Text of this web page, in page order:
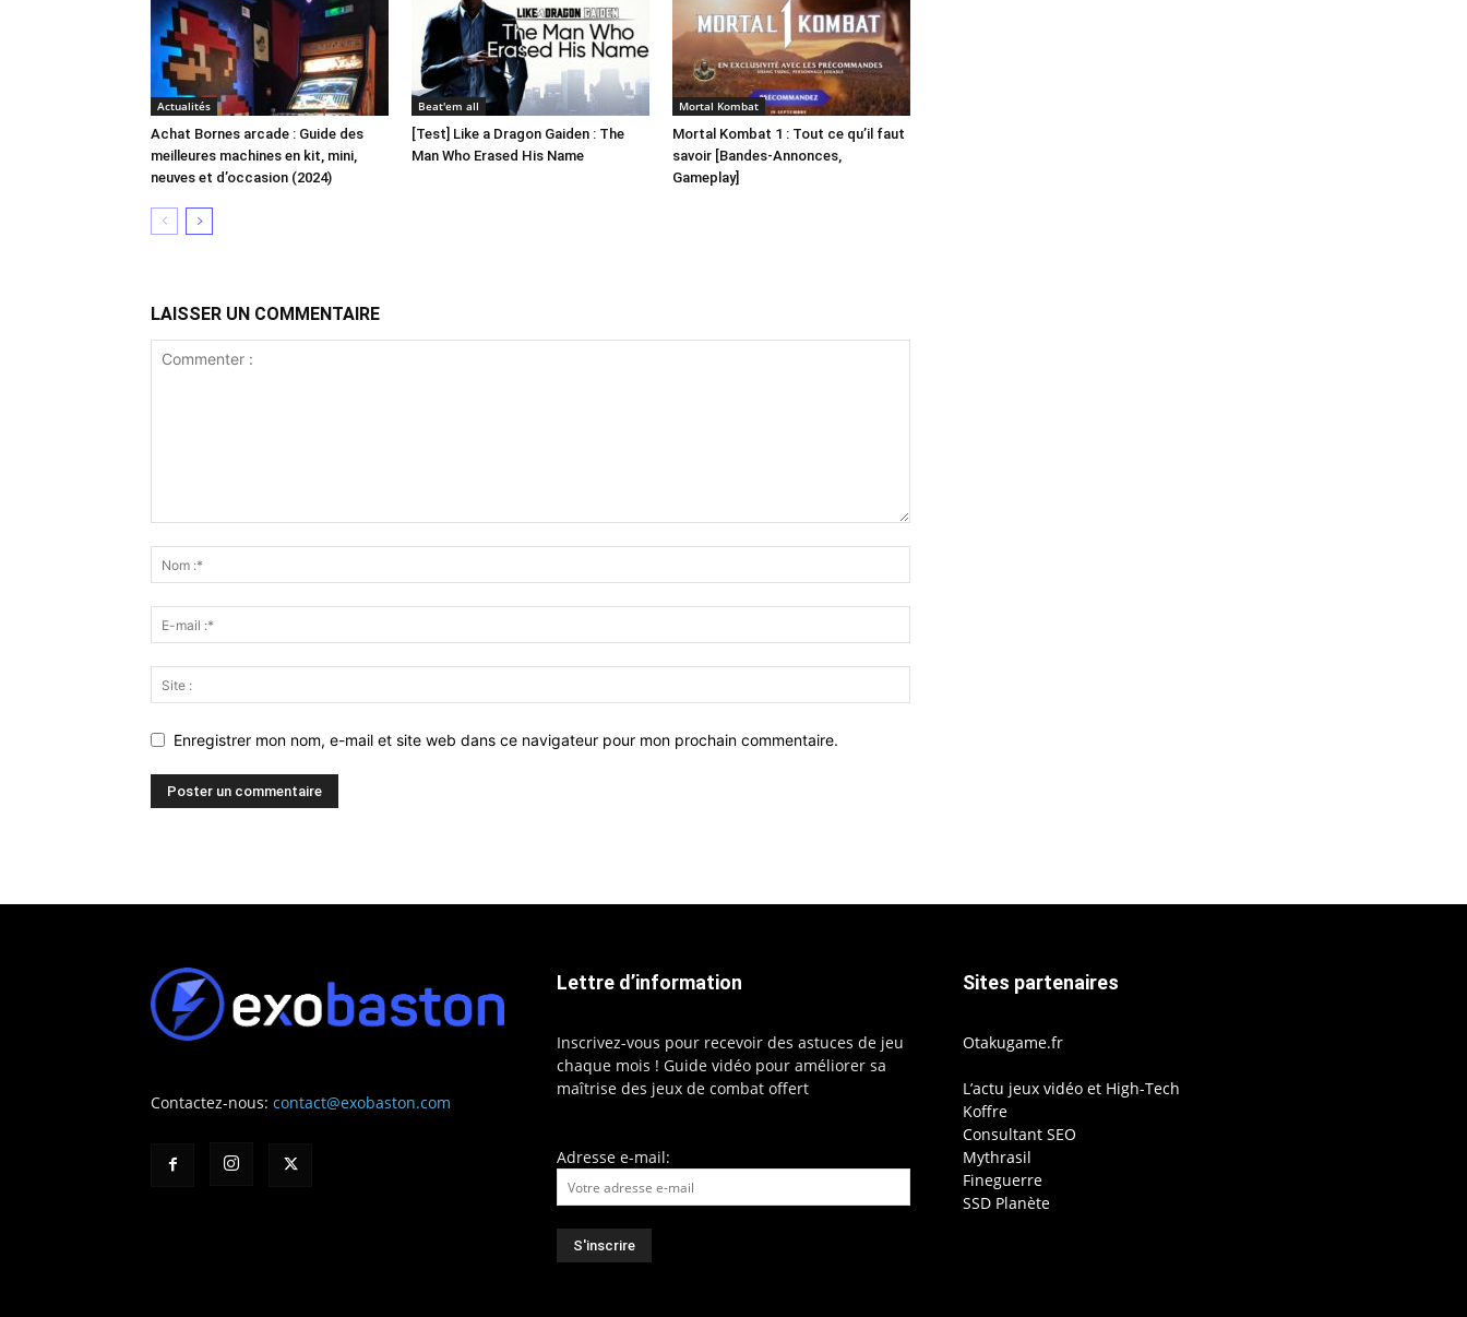
Actualités
Achat Bornes arcade : Guide des
meilleures machines en kit, mini,
neuves et d’occasion (2024)
Beat'em all
[Test] Like a Dragon Gaiden : The
Man Who Erased His Name
Mortal Kombat
Mortal Kombat 1 : Tout ce qu’il faut
savoir [Bandes-Annonces,
Gameplay]
LAISSER UN COMMENTAIRE
Enregistrer mon nom, e-mail et site web dans ce navigateur pour mon prochain commentaire.
Contactez-nous: contact@exobaston.com
Lettre d’information
Inscrivez-vous pour recevoir des astuces de jeu
chaque mois ! Guide vidéo pour améliorer sa
maîtrise des jeux de combat offert
Adresse e-mail:
Sites partenaires
Otakugame.fr
L’actu jeux vidéo et High-Tech
Koffre
Consultant SEO
Mythrasil
Fineguerre
SSD Planète